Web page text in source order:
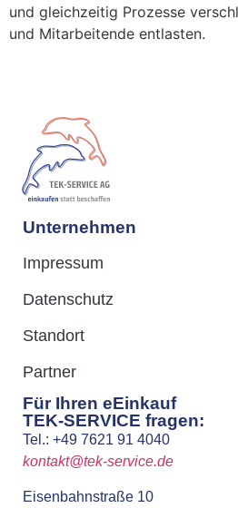
und gleichzeitig Prozesse
und Mitarbeitende entlasten.
Unternehmen
Impressum
Datenschutz
Standort
Partner
Für Ihren eEinkauf
TEK-SERVICE fragen:
Tel.: +49 7621 91 4040
kontakt@tek-service.de
Eisenbahnstraße 10